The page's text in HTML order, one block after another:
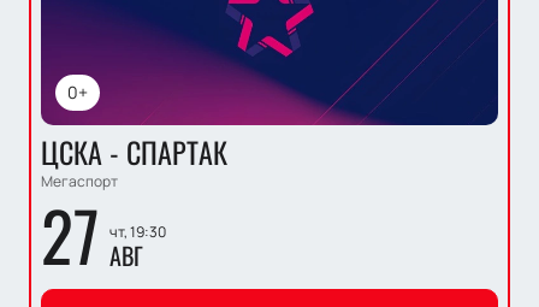
0+
ЦСКА - СПАРТАК
Мегаспорт
27 чт, 19:30
АВГ